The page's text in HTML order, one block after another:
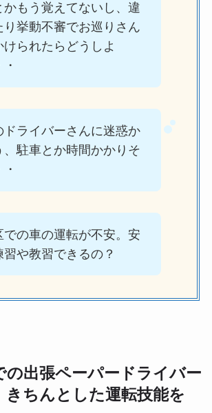
かもう覚えてないし、違
り挙動不審でお巡りさん
けられたらどうしよ
ドライバーさんに迷惑か
、駐車とか時間かかりそ
での車の運転が不安。安
習や教習できるの？
の出張ペーパードライバー
きちんとした運転技能を